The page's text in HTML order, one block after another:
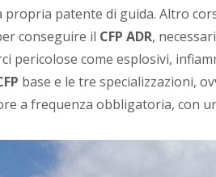
propria patente di guida. Altro
conseguire il CFP ADR,
pericolose come esplosivi,
base e le tre specializzazioni,
a frequenza obbligatoria, con